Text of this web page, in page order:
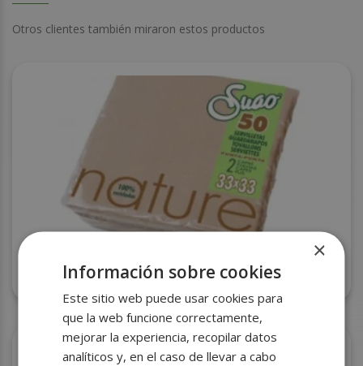
Otros clientes también miraron estos productos
SERVILLETA 33X33 PUNTA PUNTA NATURAL 50U
C/20
×
Información sobre cookies
Este sitio web puede usar cookies para
que la web funcione correctamente,
mejorar la experiencia, recopilar datos
analíticos y, en el caso de llevar a cabo